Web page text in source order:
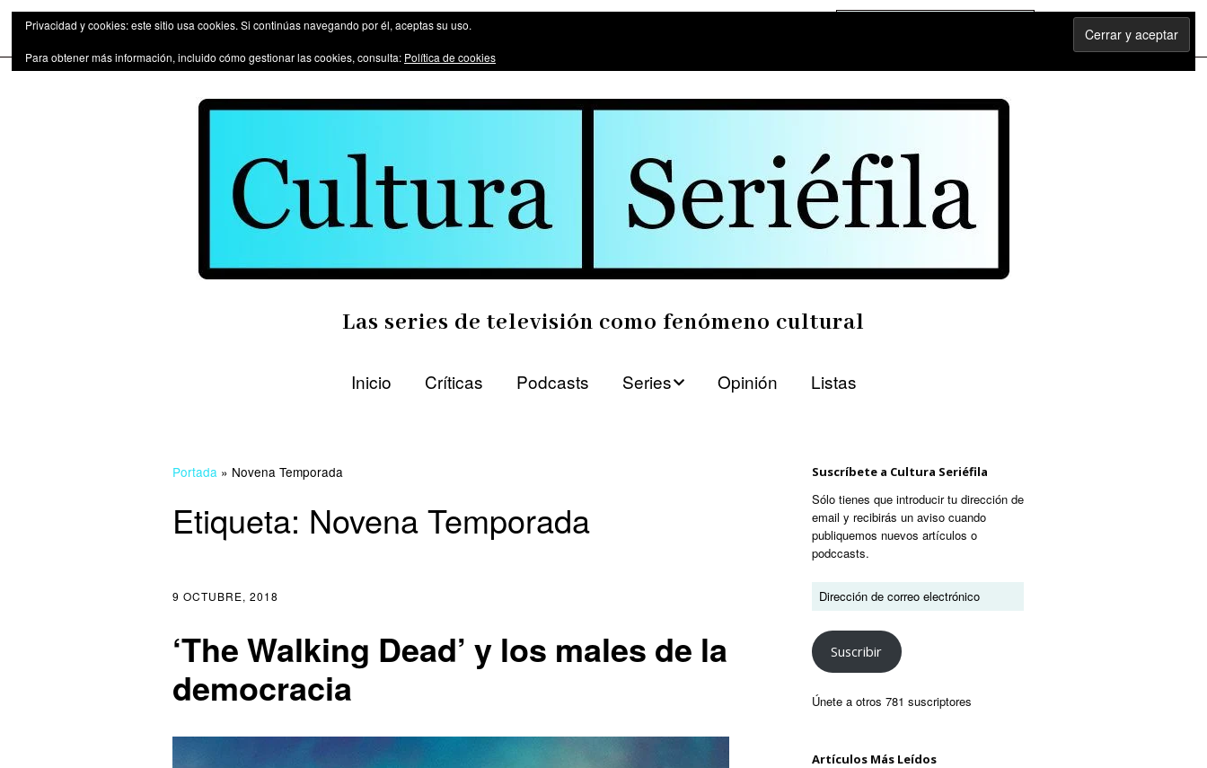
Las series de televisión como fenómeno cultural
Las series de televisión como fenómeno cultural
Inicio Críticas Podcasts Series Opinión Listas
Portada » Novena Temporada
Etiqueta: Novena Temporada
9 OCTUBRE, 2018
‘The Walking Dead’ y los males de la
democracia
Suscríbete a Cultura Seriéfila
Sólo tienes que introducir tu dirección de
email y recibirás un aviso cuando
publiquemos nuevos artículos o
podccasts.
Suscribir
Únete a otros 781 suscriptores
Artículos Más Leídos
Privacidad y cookies: este sitio usa cookies. Si continúas navegando por él, aceptas su uso.
Para obtener más información, incluido cómo gestionar las cookies, consulta: Política de cookies